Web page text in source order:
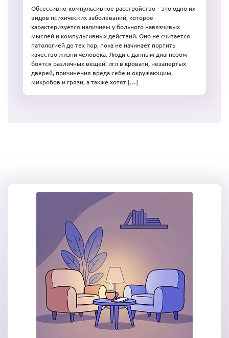
Обсессивно-компульсивное расстройство – это одно их
видов психических заболеваний, которое
характеризуется наличием у больного навязчивых
мыслей и компульсивных действий. Оно не считается
патологией до тех пор, пока не начинает портить
качество жизни человека. Люди с данным диагнозом
боятся различных вещей: игл в кровати, незапертых
дверей, причинения вреда себе и окружающим,
микробов и грязи, а также хотят […]